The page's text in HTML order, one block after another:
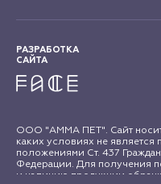
РАЗРАБОТКА
САЙТА
ООО "АММА ПЕТ". Сайт носит
каких условиях не
положениями Ст. 437
Федерации. Для получения
и наличию продукции